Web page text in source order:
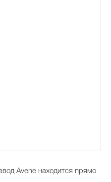
Avene находится прямо